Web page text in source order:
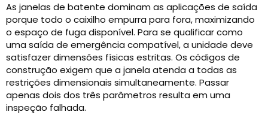
As janelas de batente dominam as aplicações de saída
porque todo o caixilho empurra para fora, maximizando
o espaço de fuga disponível. Para se qualificar como
uma saída de emergência compatível, a unidade deve
satisfazer dimensões físicas estritas. Os códigos de
construção exigem que a janela atenda a todas as
restrições dimensionais simultaneamente. Passar
apenas dois dos três parâmetros resulta em uma
inspeção falhada.